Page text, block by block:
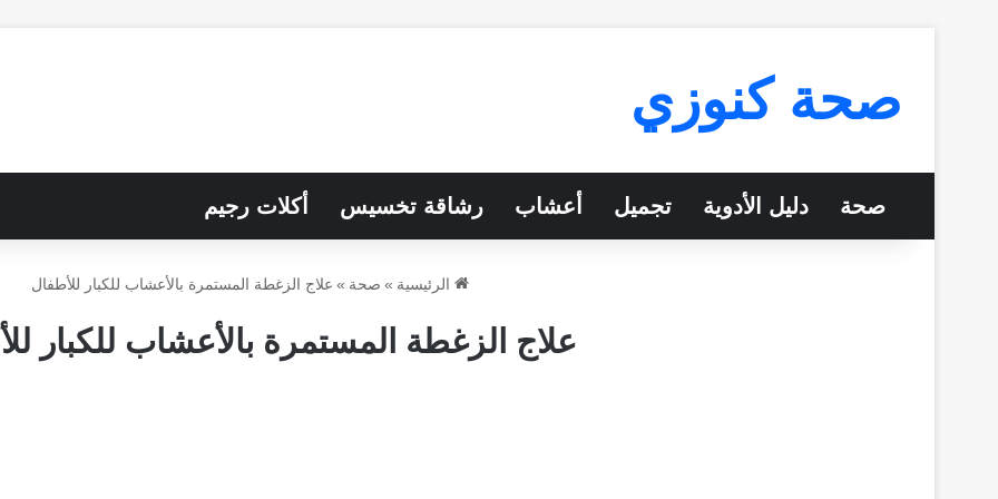
صحة كنوزي
صحة دليل الأدوية تجميل أعشاب رشاقة تخسيس أكلات رجيم
الرئيسية » صحة » علاج الزغطة المستمرة بالأعشاب للكبار للأطفال
علاج الزغطة المستمرة بالأعشاب للكبار